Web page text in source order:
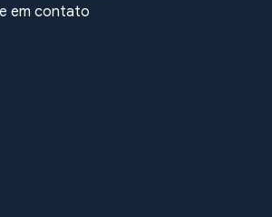
em contato